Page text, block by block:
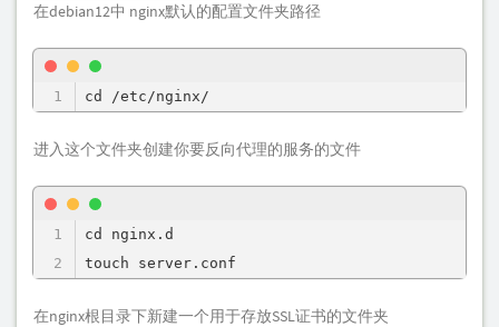
在debian12中 nginx默认的配置文件夹路径
cd /etc/nginx/
进入这个文件夹创建你要反向代理的服务的文件
cd nginx.d
touch server.conf
在nginx根目录下新建一个用于存放SSL证书的文件夹